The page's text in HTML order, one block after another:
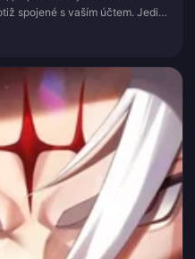
spojené s vaším účtem. Jediná